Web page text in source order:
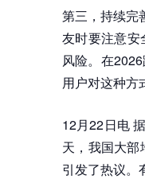
第三，持续完
友时要注意
风险。在
用户对这种方
12月22日电
天，我国大部
引发了热议。